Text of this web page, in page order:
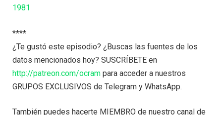
1981
****
¿Te gustó este episodio? ¿Buscas las fuentes de los
datos mencionados hoy? SUSCRÍBETE en
http://patreon.com/ocram para acceder a nuestros
GRUPOS EXCLUSIVOS de Telegram y WhatsApp.
También puedes hacerte MIEMBRO de nuestro canal de